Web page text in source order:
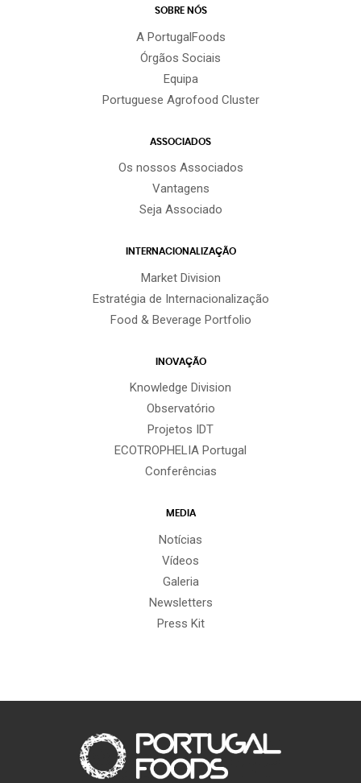
SOBRE NÓS
A PortugalFoods
Órgãos Sociais
Equipa
Portuguese Agrofood Cluster
ASSOCIADOS
Os nossos Associados
Vantagens
Seja Associado
INTERNACIONALIZAÇÃO
Market Division
Estratégia de Internacionalização
Food & Beverage Portfolio
INOVAÇÃO
Knowledge Division
Observatório
Projetos IDT
ECOTROPHELIA Portugal
Conferências
MEDIA
Notícias
Vídeos
Galeria
Newsletters
Press Kit